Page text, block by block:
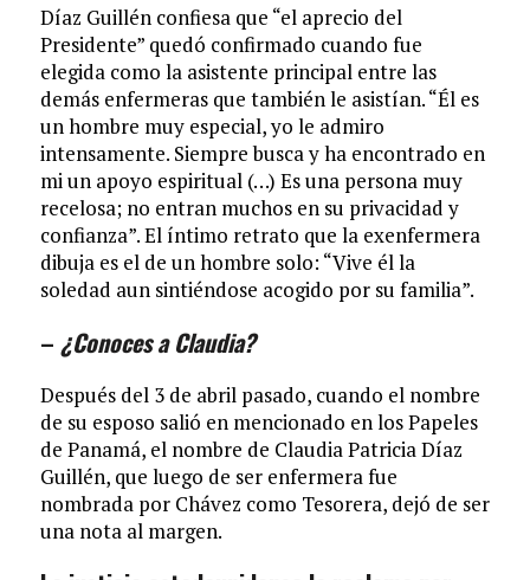
Díaz Guillén confiesa que “el aprecio del
Presidente” quedó confirmado cuando fue
elegida como la asistente principal entre las
demás enfermeras que también le asistían. “Él es
un hombre muy especial, yo le admiro
intensamente. Siempre busca y ha encontrado en
mi un apoyo espiritual (…) Es una persona muy
recelosa; no entran muchos en su privacidad y
confianza”. El íntimo retrato que la exenfermera
dibuja es el de un hombre solo: “Vive él la
soledad aun sintiéndose acogido por su familia”.
– ¿Conoces a Claudia?
Después del 3 de abril pasado, cuando el nombre
de su esposo salió en mencionado en los Papeles
de Panamá, el nombre de Claudia Patricia Díaz
Guillén, que luego de ser enfermera fue
nombrada por Chávez como Tesorera, dejó de ser
una nota al margen.